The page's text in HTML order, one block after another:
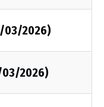
03/2026)
03/2026)